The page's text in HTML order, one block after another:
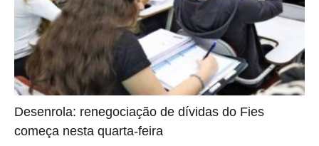
Desenrola: renegociação de dívidas do Fies
começa nesta quarta-feira